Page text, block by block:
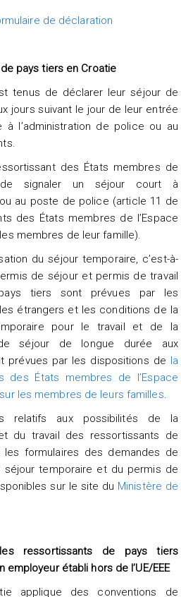
de déclaration
pays tiers en Croatie
tenus de déclarer leur séjour de
jours suivant le jour de leur entrée
à l’administration de police ou au
des États membres de
de signaler un séjour court à
au poste de police (article 11 de
des États membres de l’Espace
membres de leur famille).
du séjour temporaire, c’est-à-
de séjour et permis de travail
tiers sont prévues par les
étrangers et les conditions de la
pour le travail et de la
séjour de longue durée aux
prévues par les dispositions de la
des États membres de l’Espace
les membres de leurs familles.
relatifs aux possibilités de la
du travail des ressortissants de
formulaires des demandes de
temporaire et du permis de
sur le site du Ministère de
ressortissants de pays tiers
établi hors de l’UE/EEE
applique des conventions de